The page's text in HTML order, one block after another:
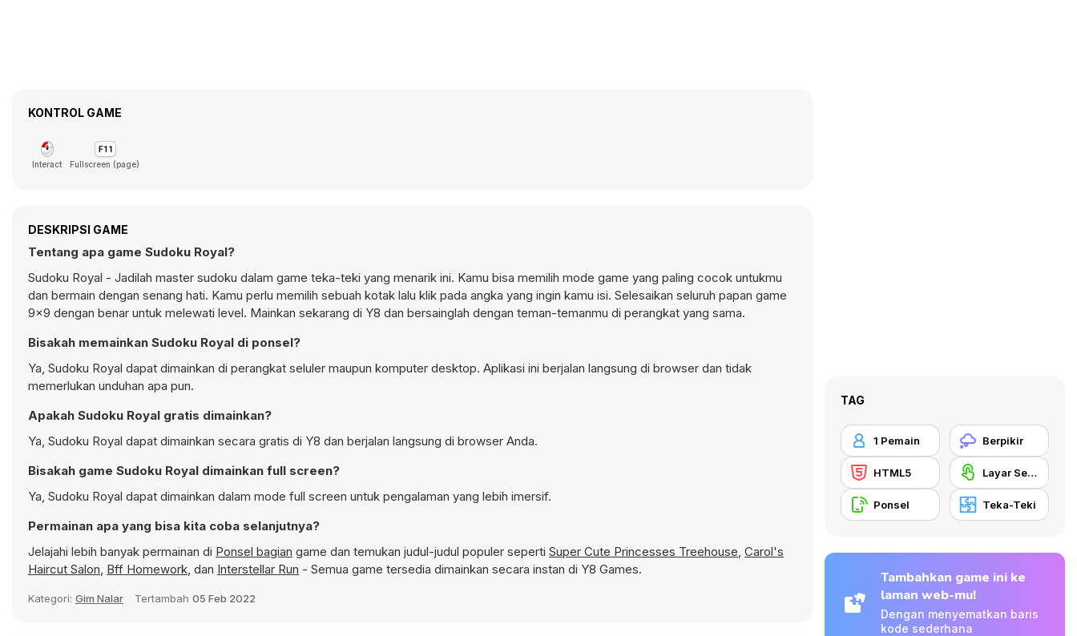
KONTROL GAME
Interact Fullscreen (page)
DESKRIPSI GAME
Tentang apa game Sudoku Royal?
Sudoku Royal - Jadilah master sudoku dalam game teka-teki yang menarik ini. Kamu bisa memilih mode game yang paling cocok untukmu
dan bermain dengan senang hati. Kamu perlu memilih sebuah kotak lalu klik pada angka yang ingin kamu isi. Selesaikan seluruh papan game
9x9 dengan benar untuk melewati level. Mainkan sekarang di Y8 dan bersainglah dengan teman-temanmu di perangkat yang sama.
Bisakah memainkan Sudoku Royal di ponsel?
Ya, Sudoku Royal dapat dimainkan di perangkat seluler maupun komputer desktop. Aplikasi ini berjalan langsung di browser dan tidak
memerlukan unduhan apa pun.
Apakah Sudoku Royal gratis dimainkan?
Ya, Sudoku Royal dapat dimainkan secara gratis di Y8 dan berjalan langsung di browser Anda.
Bisakah game Sudoku Royal dimainkan full screen?
Ya, Sudoku Royal dapat dimainkan dalam mode full screen untuk pengalaman yang lebih imersif.
Permainan apa yang bisa kita coba selanjutnya?
Jelajahi lebih banyak permainan di Ponsel bagian game dan temukan judul-judul populer seperti Super Cute Princesses Treehouse, Carol's
Haircut Salon, Bff Homework, dan Interstellar Run - Semua game tersedia dimainkan secara instan di Y8 Games.
Kategori: Gim Nalar Tertambah 05 Feb 2022
TAG
1 Pemain Berpikir
HTML5 Layar Sentuh
Ponsel Teka-Teki
Tambahkan game ini ke
laman web-mu!
Dengan menyematkan baris
kode sederhana